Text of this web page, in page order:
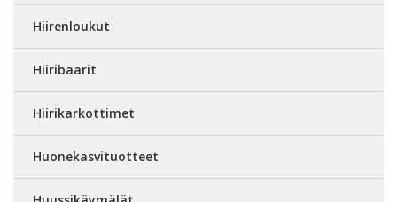
Hiirenloukut
Hiiribaarit
Hiirikarkottimet
Huonekasvituotteet